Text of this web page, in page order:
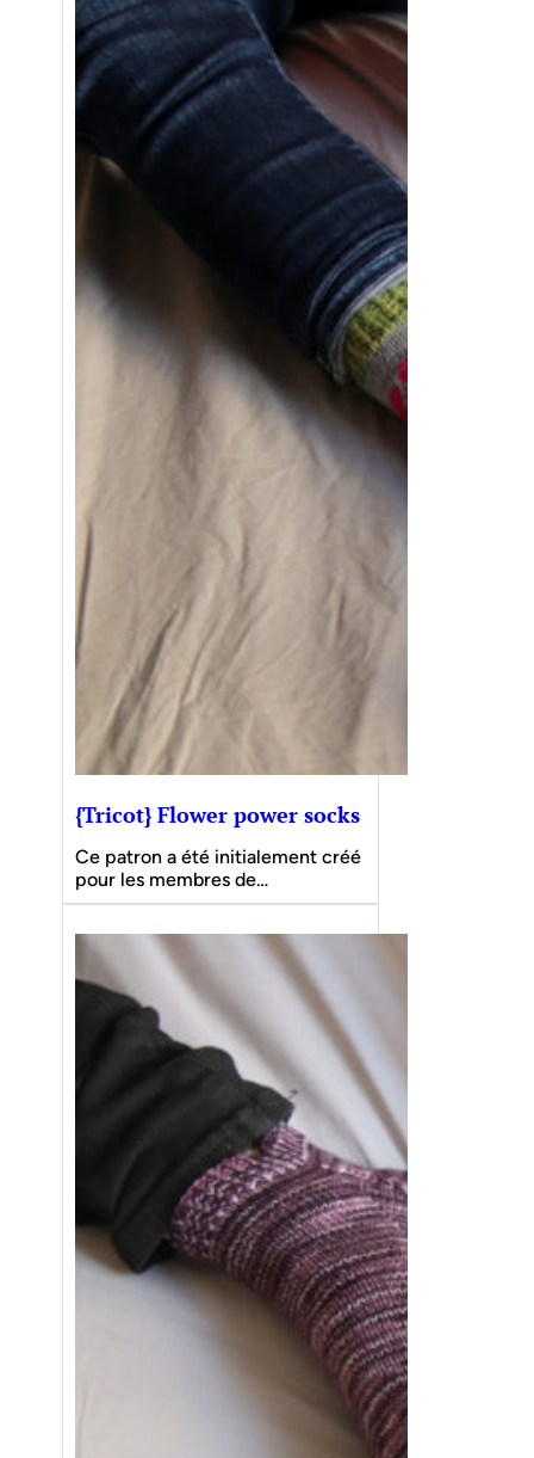
{Tricot} Flower power socks
Ce patron a été initialement créé
pour les membres de…